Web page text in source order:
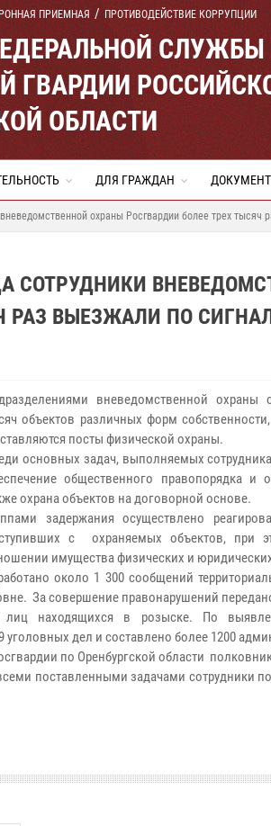
ПРИЕМНАЯ ПРОТИВОДЕЙСТВИЕ КОРРУПЦИИ
СЛУЖБЫ
ГВАРДИИ
ОБЛАСТИ
ДЛЯ ГРАЖДАН
охраны Росгвардии более трех тысяч
СОТРУДНИКИ
РАЗ ВЫЕЗЖАЛИ ПО
вневедомственной охраны
объектов различных форм
посты физической охраны.
основных задач, выполняемых
общественного правопорядка и
охрана объектов на договорной основе.
задержания осуществлено
с охраняемых объектов, при
имущества физических и
около 1 300 сообщений
За совершение правонарушений
находящихся в розыске. По
дел и составлено более 1200
по Оренбургской области
поставленными задачами сотрудники